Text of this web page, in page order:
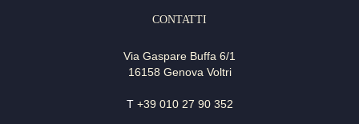
CONTATTI
Via Gaspare Buffa 6/1
16158 Genova Voltri
T +39 010 27 90 352